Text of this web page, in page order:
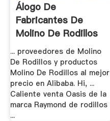
Álogo De
Fabricantes De
Molino De Rodillos
De .
... proveedores de Molino
De Rodillos y productos
Molino De Rodillos al mejor
precio en Alibaba. Hi, ...
Caliente venta Oasis de la
marca Raymond de rodillos
...